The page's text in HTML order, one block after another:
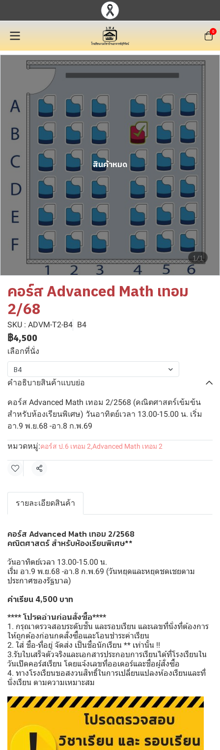
0
1/1
สินค้าหมด
คอร์ส Advanced Math เทอม
2/68
SKU : ADVM-T2-B4 B4
฿4,500
เลือกที่นั่ง
B4
คำอธิบายสินค้าแบบย่อ
คอร์ส Advanced Math เทอม 2/2568 (คณิตศาสตร์เข้มข้น
สำหรับห้องเรียนพิเศษ) วันอาทิตย์เวลา 13.00-15.00 น. เริ่ม
อา.9 พ.ย.68 -อา.8 ก.พ.69
หมวดหมู่:คอร์ส ป.6 เทอม 2,Advanced Math เทอม 2
แชร์
รายละเอียดสินค้า
คอร์ส Advanced Math เทอม 2/2568
คณิตศาสตร์ สำหรับห้องเรียนพิเศษ**
วันอาทิตย์เวลา 13.00-15.00 น.
เริ่ม อา.9 พ.ย.68 -อา.8 ก.พ.69 (วันหยุดและหยุดชดเชยตาม
ประกาศของรัฐบาล)
ค่าเรียน 4,500 บาท
**** โปรดอ่านก่อนสั่งซื้อ****
1. กรุณาตรวจสอบระดับชั้น และรอบเรียน และเลขที่นั่งที่ต้องการ
ให้ถูกต้องก่อนกดสั่งซื้อและโอนชำระค่าเรียน
2. ใส่ ชื่อ-ที่อยู่ จัดส่ง เป็นชื่อนักเรียน ** เท่านั้น !!
3.รับใบเสร็จตัวจริงและเอกสารประกอบการเรียนได้ที่โรงเรียนใน
วันเปิดคอร์สเรียน โดยแจ้งเลขที่ออเดอร์และชื่อผู้สั่งซื้อ
4. ทางโรงเรียนขอสงวนสิทธิ์ในการเปลี่ยนแปลงห้องเรียนและที่
นั่งเรียน ตามความเหมาะสม